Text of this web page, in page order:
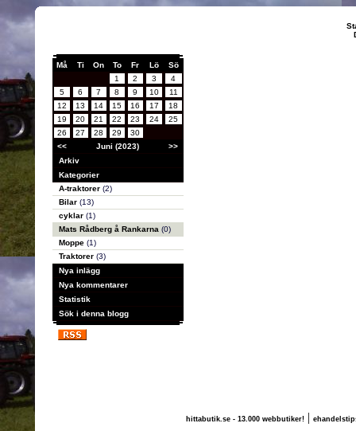
Må Ti On To Fr Lö
Sö
1
2 3
4
5
6 7 8 9 10
11
12
13 14 15 16 17
18
19
20 21 22 23 24
25
26
27 28 29
30
<<
Juni (2023)
>>
Arkiv
Kategorier
A-traktorer (2)
Bilar (13)
cyklar (1)
Mats Rådberg å Rankarna (0)
Moppe (1)
Traktorer (3)
Nya inlägg
Nya kommentarer
Statistik
Sök i denna blogg
hittabutik.se - 13.000 webbutiker!|